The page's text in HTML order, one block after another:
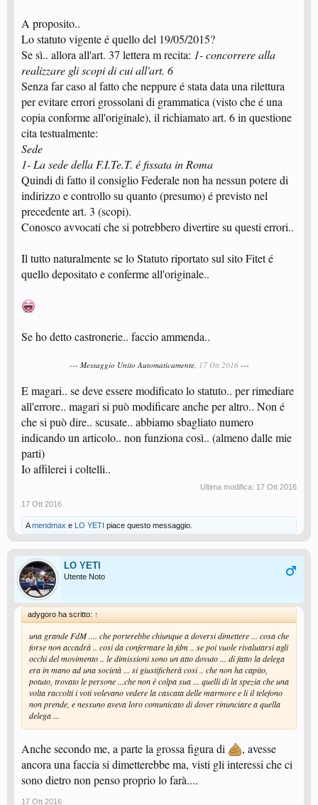
A proposito..
Lo statuto vigente é quello del 19/05/2015?
Se sì.. allora all'art. 37 lettera m recita: 1- concorrere alla
realizzare gli scopi di cui all'art. 6
Senza far caso al fatto che neppure é stata data una rilettura
per evitare errori grossolani di grammatica (visto che é una
copia conforme all'originale), il richiamato art. 6 in questione
cita testualmente:
Sede
1- La sede della F.I.Te.T. é fissata in Roma
Quindi di fatto il consiglio Federale non ha nessun potere di
indirizzo e controllo su quanto (presumo) é previsto nel
precedente art. 3 (scopi).
Conosco avvocati che si potrebbero divertire su questi errori..
Il tutto naturalmente se lo Statuto riportato sul sito Fitet é
quello depositato e conferme all'originale..
Se ho detto castronerie.. faccio ammenda..
--- Messaggio Unito Automaticamente, 17 Ott 2016 ---
E magari.. se deve essere modificato lo statuto.. per rimediare
all'errore.. magari si può modificare anche per altro.. Non é
che si può dire.. scusate.. abbiamo sbagliato numero
indicando un articolo.. non funziona così.. (almeno dalle mie
parti)
Io affilerei i coltelli..
Ultima modifica: 17 Ott 2016
17 Ott 2016
Amendmax e LO YETI piace questo messaggio.
LO YETI
Utente Noto
adygoro ha scritto: ↑
una grande FdM .... che porterebbe chiunque a doversi dimettere ... cosa che
forse non accadrà .. cosi da confermare la fdm .. se poi vuole rivalutarsi agli
occhi del movimento .. le dimissioni sono un atto dovuto ... di fatto la delega
era in mano ad una società ... si giustificherà cosi .. che non ha capito,
potuto, trovato le persone ...che non è colpa sua ... quelli di la spezia che una
volta raccolti i voti volevano vedere la cascata delle marmore e li il telefono
non prende, e nessuno aveva loro comunicato di dover rinunciare a quella
delega ...
Anche secondo me, a parte la grossa figura di
, avesse
ancora una faccia si dimetterebbe ma, visti gli interessi che ci
sono dietro non penso proprio lo farà....
17 Ott 2016